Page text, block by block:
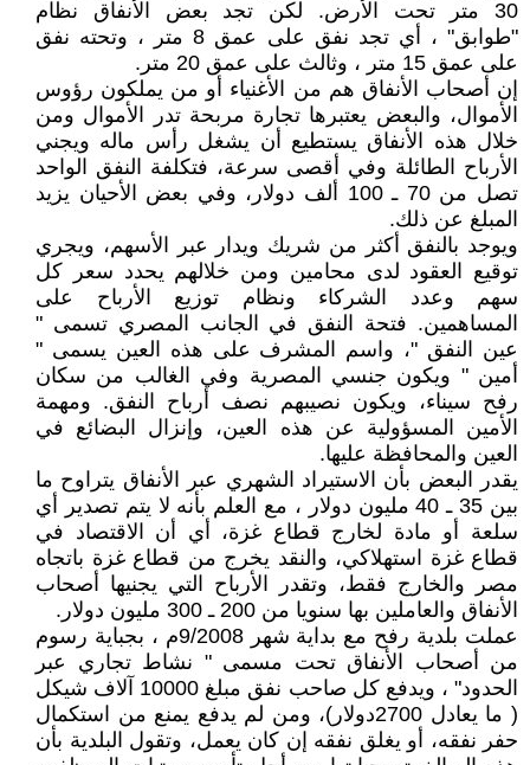
30 متر تحت الأرض. لكن تجد بعض الأنفاق نظام
"طوابق" ، أي تجد نفق على عمق 8 متر ، وتحته نفق
على عمق 15 متر ، وثالث على عمق 20 متر.
إن أصحاب الأنفاق هم من الأغنياء أو من يملكون رؤوس
الأموال، والبعض يعتبرها تجارة مربحة تدر الأموال ومن
خلال هذه الأنفاق يستطيع أن يشغل رأس ماله ويجني
الأرباح الطائلة وفي أقصى سرعة، فتكلفة النفق الواحد
تصل من 70 ـ 100 ألف دولار، وفي بعض الأحيان يزيد
المبلغ عن ذلك.
ويوجد بالنفق أكثر من شريك ويدار عبر الأسهم، ويجري
توقيع العقود لدى محامين ومن خلالهم يحدد سعر كل
سهم وعدد الشركاء ونظام توزيع الأرباح على
المساهمين. فتحة النفق في الجانب المصري تسمى "
عين النفق "، واسم المشرف على هذه العين يسمى "
أمين " ويكون جنسي المصرية وفي الغالب من سكان
رفح سيناء، ويكون نصيبهم نصف أرباح النفق. ومهمة
الأمين المسؤولية عن هذه العين، وإنزال البضائع في
العين والمحافظة عليها.
يقدر البعض بأن الاستيراد الشهري عبر الأنفاق يتراوح ما
بين 35 ـ 40 مليون دولار ، مع العلم بأنه لا يتم تصدير أي
سلعة أو مادة لخارج قطاع غزة، أي أن الاقتصاد في
قطاع غزة استهلاكي، والنقد يخرج من قطاع غزة باتجاه
مصر والخارج فقط، وتقدر الأرباح التي يجنيها أصحاب
الأنفاق والعاملين بها سنويا من 200 ـ 300 مليون دولار.
عملت بلدية رفح مع بداية شهر 9/2008م ، بجباية رسوم
من أصحاب الأنفاق تحت مسمى " نشاط تجاري عبر
الحدود" ، ويدفع كل صاحب نفق مبلغ 10000 آلاف شيكل
( ما يعادل 2700دولار)، ومن لم يدفع يمنع من استكمال
حفر نفقه، أو يغلق نفقه إن كان يعمل، وتقول البلدية بأن